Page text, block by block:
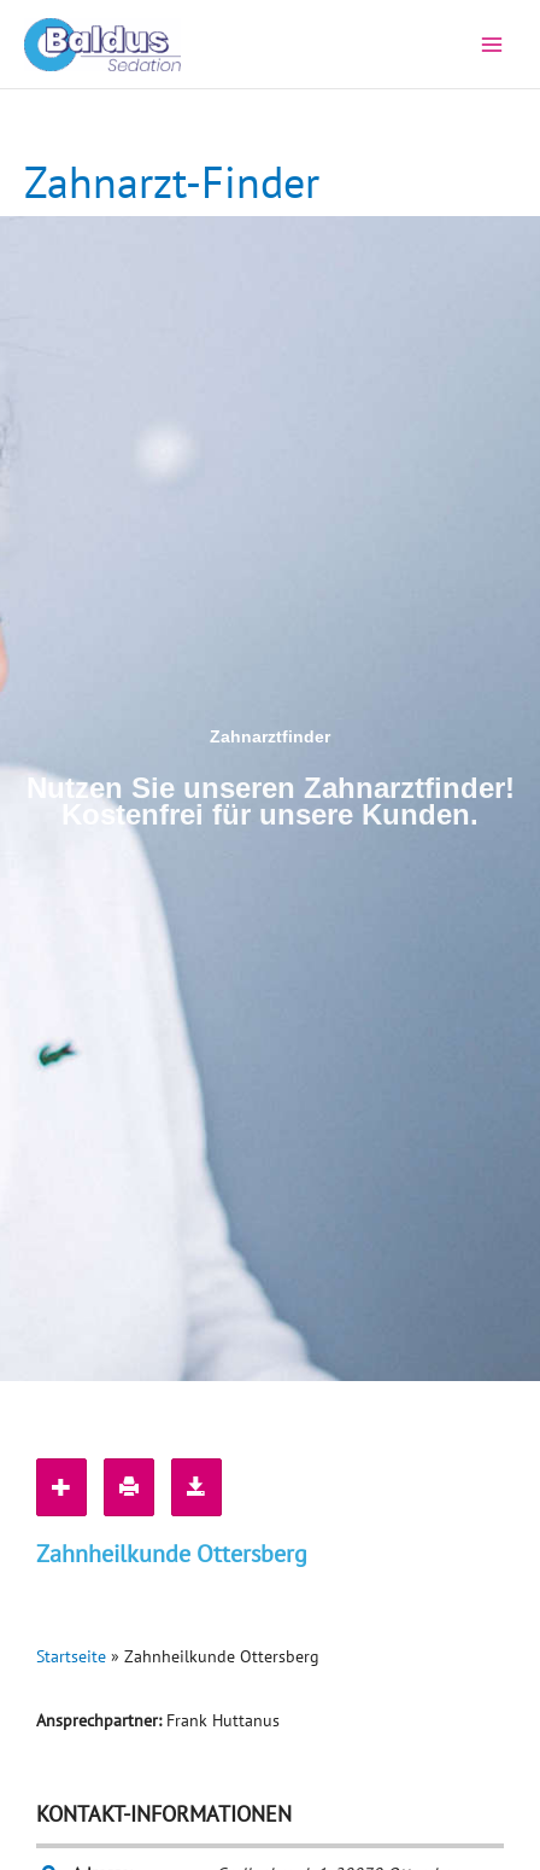
Inhalt
springen
Zahnarzt-Finder
Zahnarztfinder
Nutzen Sie unseren Zahnarztfinder!
Kostenfrei für unsere Kunden.
Zahnheilkunde Ottersberg
Startseite » Zahnheilkunde Ottersberg
Ansprechpartner: Frank Huttanus
KONTAKT-INFORMATIONEN